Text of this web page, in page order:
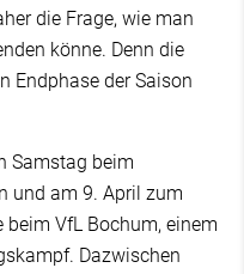
die Frage, wie man
könne. Denn die
Endphase der Saison
Samstag beim
und am 9. April zum
VfL Bochum, einem
Dazwischen